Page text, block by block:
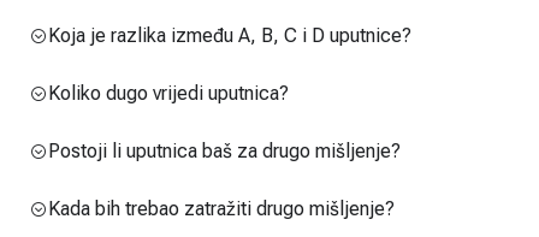
Koja je razlika između A, B, C i D uputnice?
Koliko dugo vrijedi uputnica?
Postoji li uputnica baš za drugo mišljenje?
Kada bih trebao zatražiti drugo mišljenje?